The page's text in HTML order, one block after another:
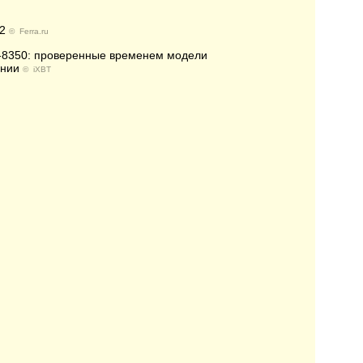
© Ferra.ru
проверенные временем модели
© iXBT